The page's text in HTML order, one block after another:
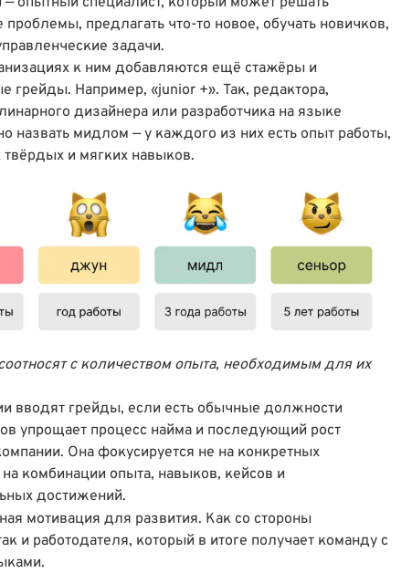
проблемы, предлагать что-то новое, обучать новичков,
задачи.
к ним добавляются ещё стажёры и
грейды. Например, «junior +». Так, редактора,
дизайнера или разработчика на языке
назвать мидлом — у каждого из них есть опыт работы,
твёрдых и мягких навыков.
с количеством опыта, необходимым для их
вводят грейды, если есть обычные должности
упрощает процесс найма и последующий рост
Она фокусируется не на конкретных
комбинации опыта, навыков, кейсов и
достижений.
мотивация для развития. Как со стороны
и работодателя, который в итоге получает команду с